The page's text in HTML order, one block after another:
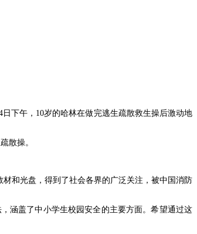
下午，10岁的哈林在做完逃生疏散救生操后激动地
散操。
和光盘，得到了社会各界的广泛关注，被中国消防
涵盖了中小学生校园安全的主要方面。希望通过这